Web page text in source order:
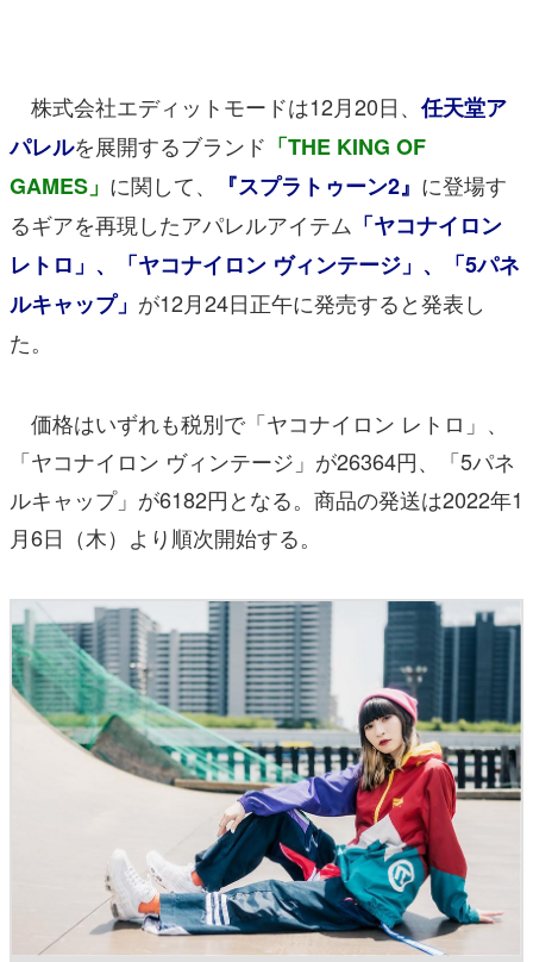
アプリレビュー
その他
電ファミニコゲーマーとは？
運営：株式会社マレ
株式会社エディットモードは12月20日、任天堂ア
パレルを展開するブランド 「THE KING OF
GAMES」 に関して、 『スプラトゥーン2』 に登場す
るギアを再現したアパレルアイテム 「ヤコナイロン
レトロ」、「ヤコナイロン ヴィンテージ」、「5パネ
ルキャップ」 が12月24日正午に発売すると発表し
た。
価格はいずれも税別で「ヤコナイロン レトロ」、
「ヤコナイロン ヴィンテージ」が26364円、「5パネ
ルキャップ」が6182円となる。商品の発送は2022年1
月6日（木）より順次開始する。